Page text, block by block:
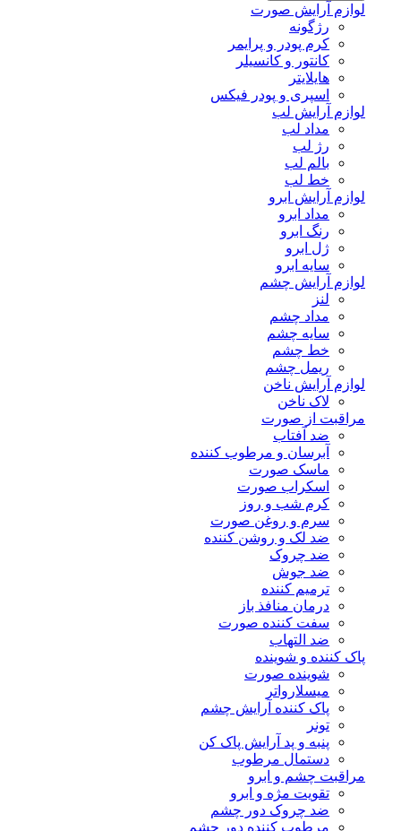
لوازم آرایش صورت
رژگونه
کرم پودر و پرایمر
کانتور و کانسیلر
هایلایتر
اسپری و پودر فیکس
لوازم آرایش لب
مداد لب
رژ لب
بالم لب
خط لب
لوازم آرایش ابرو
مداد ابرو
رنگ ابرو
ژل ابرو
سایه ابرو
لوازم آرایش چشم
لنز
مداد چشم
سایه چشم
خط چشم
ریمل چشم
لوازم آرایش ناخن
لاک ناخن
مراقبت از صورت
ضد آفتاب
آبرسان و مرطوب کننده
ماسک صورت
اسکراب صورت
کرم شب و روز
سرم و روغن صورت
ضد لک و روشن کننده
ضد چروک
ضد جوش
ترمیم کننده
درمان منافذ باز
سفت کننده صورت
ضد التهاب
پاک کننده و شوینده
شوینده صورت
میسلارواتر
پاک کننده آرایش چشم
تونر
پنبه و پد آرایش پاک کن
دستمال مرطوب
مراقبت چشم و ابرو
تقویت مژه و ابرو
ضد چروک دور چشم
مرطوب کننده دور چشم